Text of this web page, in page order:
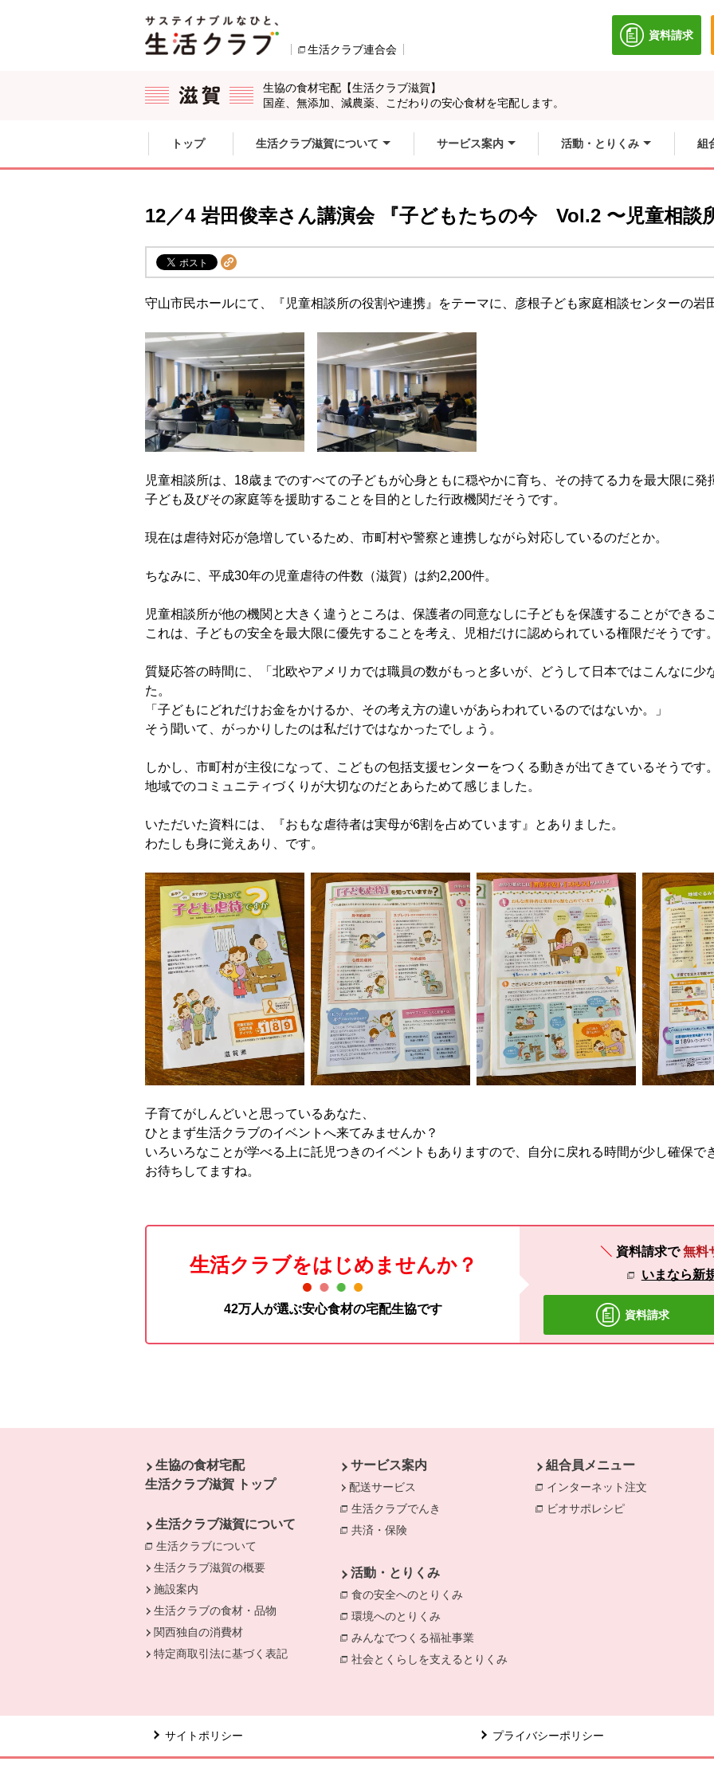
生活クラブ連合会
資料請求
別のウィ
生協の食材宅配【生活クラブ滋賀】
国産、無添加、減農薬、こだわりの安心食材を宅配します。
ここからサイト内共通メニューです。
サイト内共通メニューをスキップする
トップ 生活クラブ滋賀について サービス案内 活動・とりくみ 組
12／4 岩田俊幸さん講演会 『子どもたちの今 Vol.2 〜児童相談
守山市民ホールにて、『児童相談所の役割や連携』をテーマに、彦根子ども家庭相談センターの岩
児童相談所は、18歳までのすべての子どもが心身ともに穏やかに育ち、その持てる力を最大限に発
子ども及びその家庭等を援助することを目的とした行政機関だそうです。
現在は虐待対応が急増しているため、市町村や警察と連携しながら対応しているのだとか。
ちなみに、平成30年の児童虐待の件数（滋賀）は約2,200件。
児童相談所が他の機関と大きく違うところは、保護者の同意なしに子どもを保護することができる
これは、子どもの安全を最大限に優先することを考え、児相だけに認められている権限だそうです
質疑応答の時間に、「北欧やアメリカでは職員の数がもっと多いが、どうして日本ではこんなに少
た。
「子どもにどれだけお金をかけるか、その考え方の違いがあらわれているのではないか。」
そう聞いて、がっかりしたのは私だけではなかったでしょう。
しかし、市町村が主役になって、こどもの包括支援センターをつくる動きが出てきているそうです
地域でのコミュニティづくりが大切なのだとあらためて感じました。
いただいた資料には、『おもな虐待者は実母が6割を占めています』とありました。
わたしも身に覚えあり、です。
子育てがしんどいと思っているあなた、
ひとまず生活クラブのイベントへ来てみませんか？
いろいろなことが学べる上に託児つきのイベントもありますので、自分に戻れる時間が少し確保で
お待ちしてますね。
生活クラブをはじめませんか？
42万人が選ぶ安心食材の宅配生協です
資料請求で無料
いまなら新
資料請求
生協の食材宅配
生活クラブ滋賀 トップ
生活クラブ滋賀について
生活クラブについて
生活クラブ滋賀の概要
施設案内
生活クラブの食材・品物
関西独自の消費材
特定商取引法に基づく表記
サービス案内
配送サービス
生活クラブでんき
別のウィンドウで開きます。
共済・保険
活動・とりくみ
食の安全へのとりくみ
環境へのとりくみ
みんなでつくる福祉事業
社会とくらしを支えるとりくみ
組合員メニュー
インターネット注文
ビオサポレシピ
サイトポリシー プライバシーポリシー